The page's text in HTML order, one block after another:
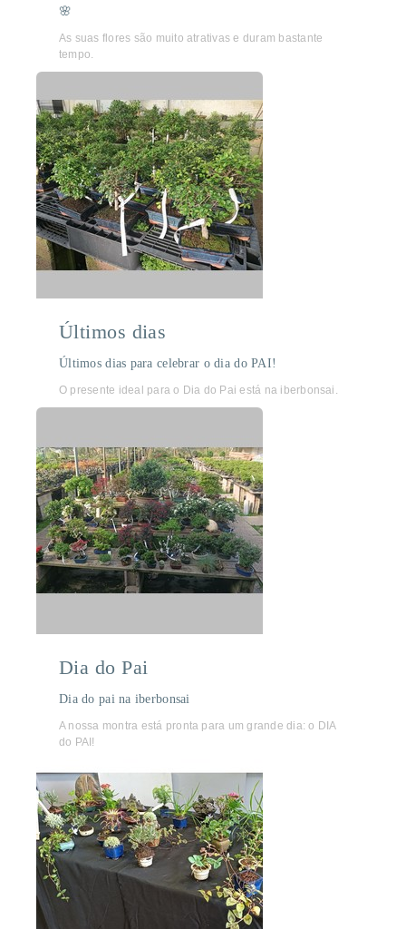
🌸
As suas flores são muito atrativas e duram bastante
tempo.
Últimos dias
Últimos dias para celebrar o dia do PAI!
O presente ideal para o Dia do Pai está na iberbonsai.
Dia do Pai
Dia do pai na iberbonsai
A nossa montra está pronta para um grande dia: o DIA
do PAI!